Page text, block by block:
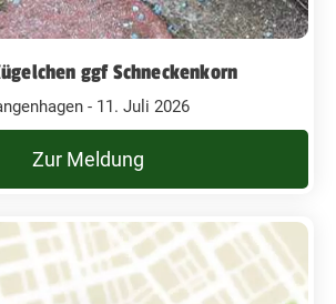
ggf Schneckenkorn
- 11. Juli 2026
Zur Meldung